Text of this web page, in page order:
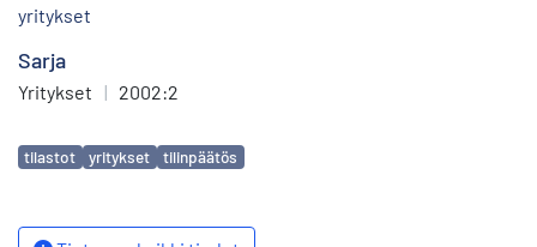
yritykset
Sarja
Yritykset | 2002:2
Avainsanat
tilastot yritykset tilinpäätös